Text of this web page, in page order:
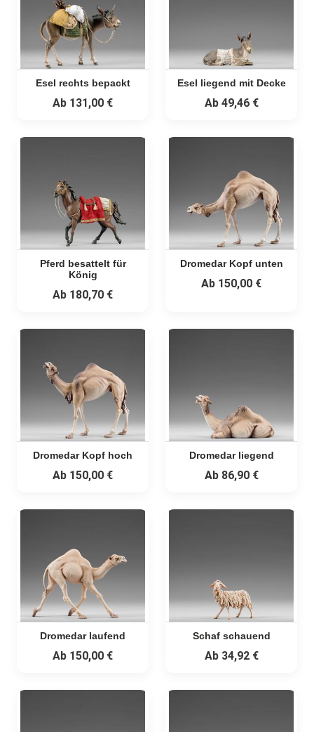
Esel rechts bepackt
Ab 131,00 €
Esel liegend mit Decke
Ab49,46 €
Pferd besattelt für
König
Ab 180,70 €
Dromedar Kopf unten
Ab 150,00 €
Dromedar Kopf hoch
Ab 150,00 €
Dromedar liegend
Ab86,90 €
Dromedar laufend
Ab 150,00 €
Schaf schauend
Ab34,92 €